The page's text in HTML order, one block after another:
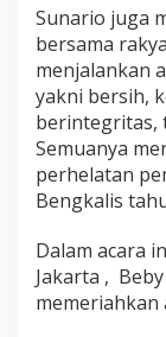
Sunario juga
bersama
menjalankan
yakni bersih,
berintegritas,
Semuanya
perhelatan
Bengkalis
Dalam acara
Jakarta ,
memeriahkan